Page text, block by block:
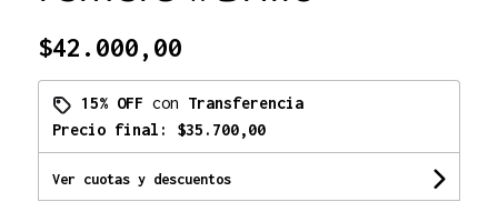
$42.000,00
15% OFF con Transferencia
Precio final: $35.700,00
Ver cuotas y descuentos